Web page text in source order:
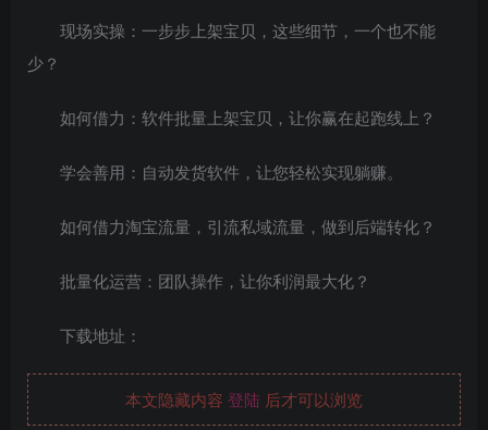
现场实操：一步步上架宝贝，这些细节，一个也不能
少？
如何借力：软件批量上架宝贝，让你赢在起跑线上？
学会善用：自动发货软件，让您轻松实现躺赚。
如何借力淘宝流量，引流私域流量，做到后端转化？
批量化运营：团队操作，让你利润最大化？
下载地址：
本文隐藏内容 登陆 后才可以浏览